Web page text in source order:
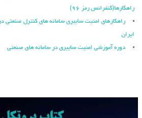
راهکارها(کنفرانس رمز ۹۶)
راهکارهای امنیت سایبری سامانه های کنترل صنعتی
ایران
دوره آموزشی امنیت سایبری در سامانه های صنعتی